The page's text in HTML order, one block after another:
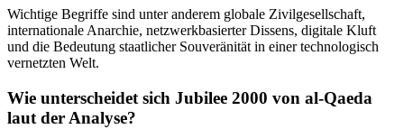
Wichtige Begriffe sind unter anderem globale Zivilgesellschaft,
internationale Anarchie, netzwerkbasierter Dissens, digitale Kluft
und die Bedeutung staatlicher Souveränität in einer technologisch
vernetzten Welt.
Wie unterscheidet sich Jubilee 2000 von al-Qaeda
laut der Analyse?